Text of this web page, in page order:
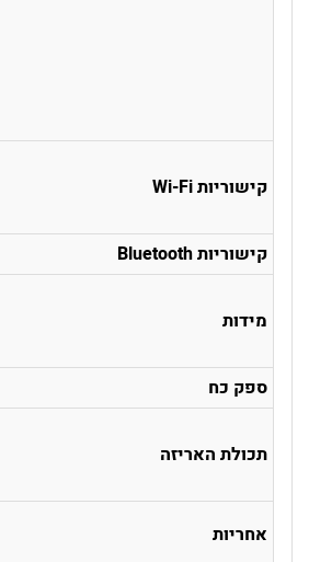
קישוריות Wi-Fi
קישוריות Bluetooth
מידות
ספק כח
תכולת האריזה
אחריות